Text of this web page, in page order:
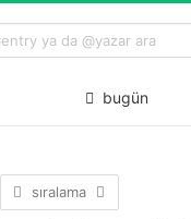
bugün
sıralama